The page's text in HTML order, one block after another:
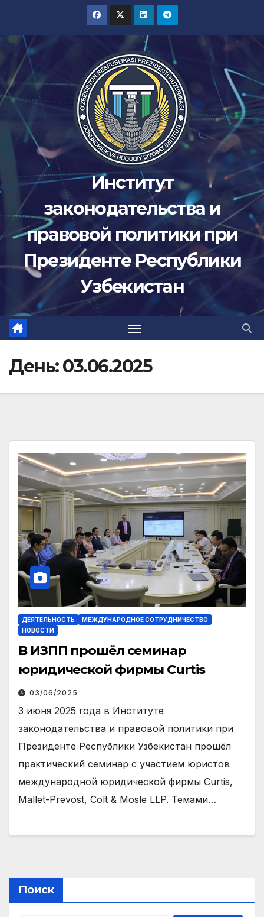
содержимому
Институт
законодательства и
правовой политики при
Президенте Республики
Узбекистан
День:03.06.2025
ДЕЯТЕЛЬНОСТЬ
МЕЖДУНАРОДНОЕ СОТРУДНИЧЕСТВО
НОВОСТИ
В ИЗПП прошёл семинар
юридической фирмы Curtis
03/06/2025
3 июня 2025 года в Институте
законодательства и правовой политики при
Президенте Республики Узбекистан прошёл
практический семинар с участием юристов
международной юридической фирмы Curtis,
Mallet-Prevost, Colt & Mosle LLP. Темами…
Поиск